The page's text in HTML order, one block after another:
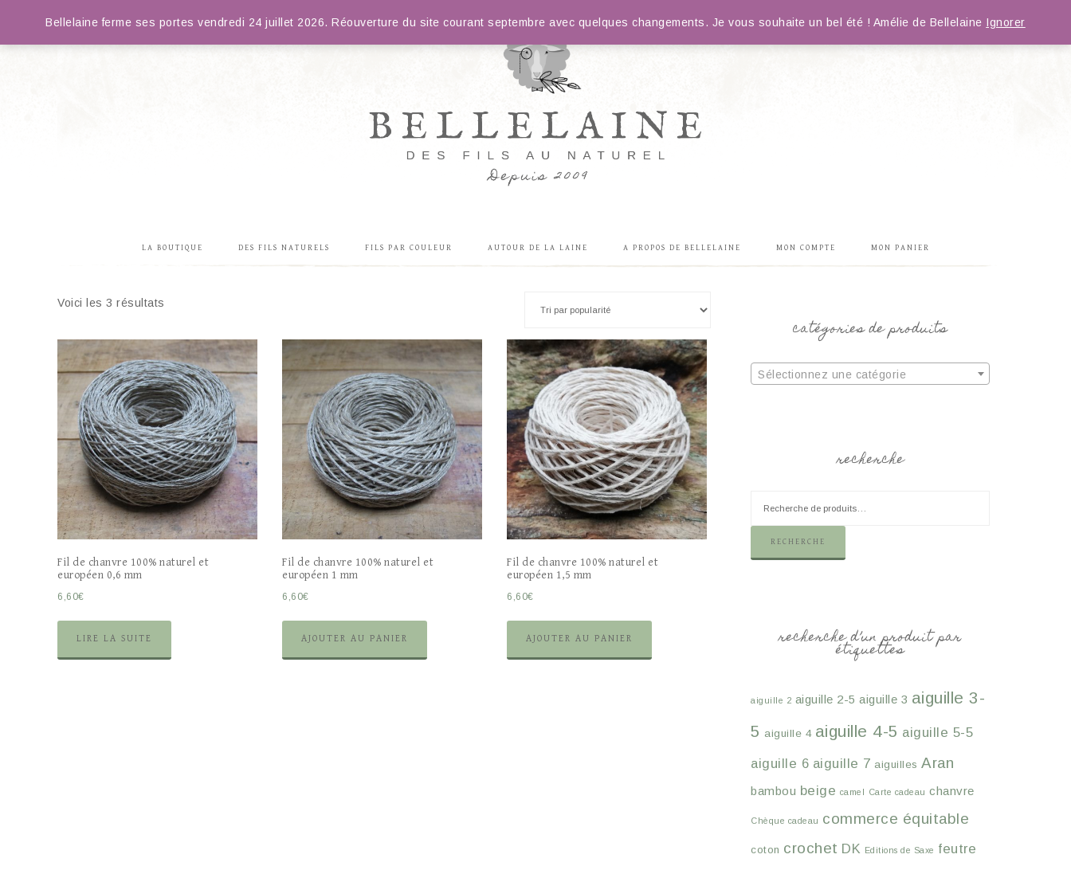
LA BOUTIQUE DES FILS NATURELS FILS PAR COULEUR AUTOUR DE LA LAINE A PROPOS DE BELLELAINE MON COMPTE MON PANIER
Voici les 3 résultats
Fil de chanvre 100% naturel et
européen 0,6 mm
6,60€
LIRE LA SUITE
Fil de chanvre 100% naturel et
européen 1 mm
6,60€
AJOUTER AU PANIER
Fil de chanvre 100% naturel et
européen 1,5 mm
6,60€
AJOUTER AU PANIER
catégories de produits
Sélectionnez une catégorie
recherche
RECHERCHE
recherche d’un produit par
étiquettes
aiguille 2 aiguille 2-5 aiguille 3 aiguille 3-
5 aiguille 4 aiguille 4-5 aiguille 5-5
aiguille 6 aiguille 7 aiguilles Aran
bambou beige camel Carte cadeau chanvre
Chèque cadeau commerce équitable
coton crochet DK Editions de Saxe feutre
Bellelaine ferme ses portes vendredi 24 juillet 2026. Réouverture du site courant septembre avec quelques changements. Je vous souhaite un bel été ! Amélie de Bellelaine Ignorer